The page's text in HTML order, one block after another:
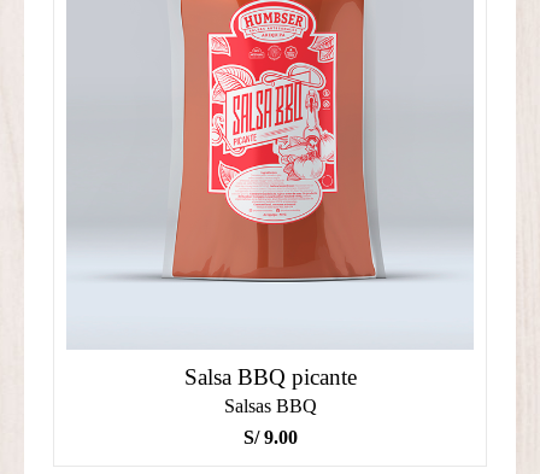
Salsa BBQ picante
Salsas BBQ
S/9.00